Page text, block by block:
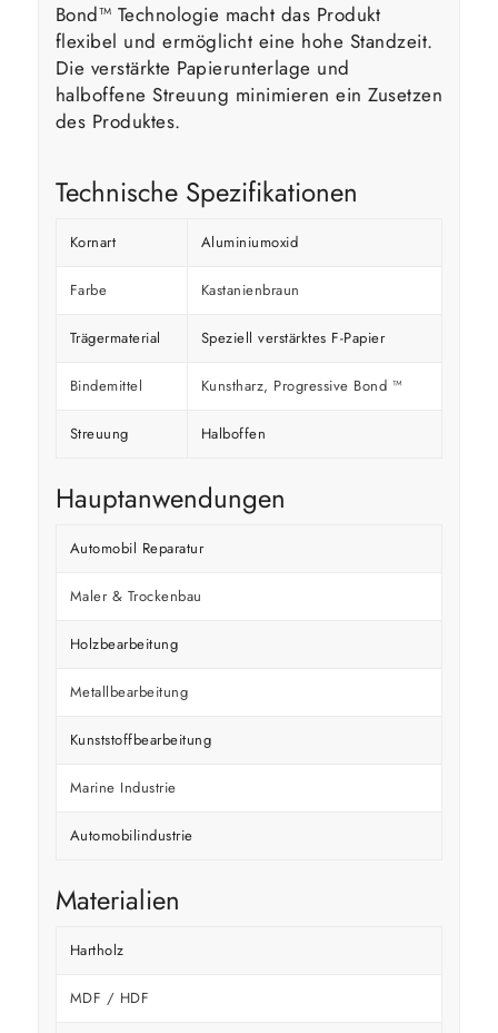
Bond™ Technologie macht das Produkt
flexibel und ermöglicht eine hohe Standzeit.
Die verstärkte Papierunterlage und
halboffene Streuung minimieren ein Zusetzen
des Produktes.
Technische Spezifikationen
Kornart Aluminiumoxid
Farbe Kastanienbraun
Trägermaterial Speziell verstärktes F-Papier
Bindemittel Kunstharz, Progressive Bond ™
Streuung Halboffen
Hauptanwendungen
Automobil Reparatur
Maler & Trockenbau
Holzbearbeitung
Metallbearbeitung
Kunststoffbearbeitung
Marine Industrie
Automobilindustrie
Materialien
Hartholz
MDF / HDF